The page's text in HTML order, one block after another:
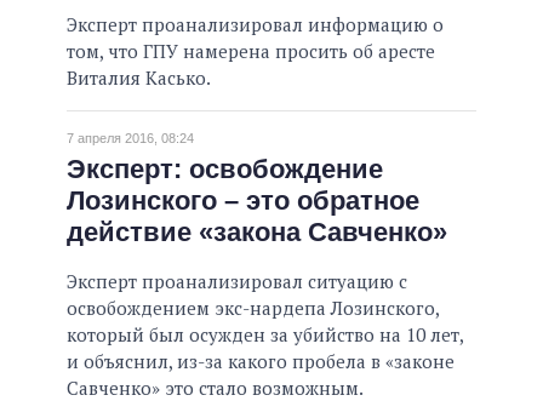
Эксперт проанализировал информацию о
том, что ГПУ намерена просить об аресте
Виталия Касько.
7 апреля 2016, 08:24
Эксперт: освобождение
Лозинского – это обратное
действие «закона Савченко»
Эксперт проанализировал ситуацию с
освобождением экс-нардепа Лозинского,
который был осужден за убийство на 10 лет,
и объяснил, из-за какого пробела в «законе
Савченко» это стало возможным.